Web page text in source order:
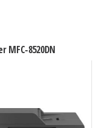
MFC-8520DN